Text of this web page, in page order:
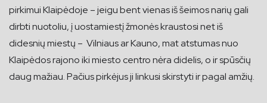
pirkimui Klaipėdoje – jeigu bent vienas iš šeimos narių gali
dirbti nuotoliu, į uostamiestį žmonės kraustosi net iš
didesnių miestų – Vilniaus ar Kauno, mat atstumas nuo
Klaipėdos rajono iki miesto centro nėra didelis, o ir spūsčių
daug mažiau. Pačius pirkėjus ji linkusi skirstyti ir pagal amžių.